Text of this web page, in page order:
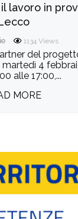
lavoro in
1134 Views
del
martedì 4
alle 17:00,...
MORE